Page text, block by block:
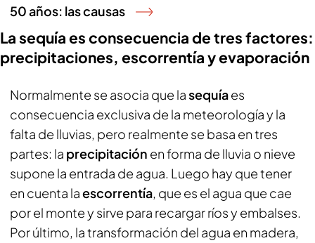
50 años: las causas
La sequía es consecuencia de tres factores:
precipitaciones, escorrentía y evaporación
Normalmente se asocia que lasequíaes
consecuencia exclusiva de la meteorología y la
falta de lluvias, pero realmente se basa en tres
partes: la precipitación en forma de lluvia o nieve
supone la entrada de agua. Luego hay que tener
en cuenta laescorrentía, que es el agua que cae
por el monte y sirve para recargar ríos y embalses.
Por último, la transformación del agua en madera,